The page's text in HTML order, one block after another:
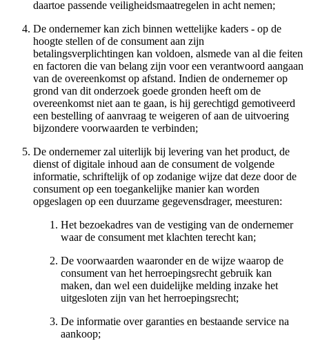
daartoe passende veiligheidsmaatregelen in acht nemen;
De ondernemer kan zich binnen wettelijke kaders - op de
hoogte stellen of de consument aan zijn
betalingsverplichtingen kan voldoen, alsmede van al die feiten
en factoren die van belang zijn voor een verantwoord aangaan
van de overeenkomst op afstand. Indien de ondernemer op
grond van dit onderzoek goede gronden heeft om de
overeenkomst niet aan te gaan, is hij gerechtigd gemotiveerd
een bestelling of aanvraag te weigeren of aan de uitvoering
bijzondere voorwaarden te verbinden;
De ondernemer zal uiterlijk bij levering van het product, de
dienst of digitale inhoud aan de consument de volgende
informatie, schriftelijk of op zodanige wijze dat deze door de
consument op een toegankelijke manier kan worden
opgeslagen op een duurzame gegevensdrager, meesturen:
Het bezoekadres van de vestiging van de ondernemer
waar de consument met klachten terecht kan;
De voorwaarden waaronder en de wijze waarop de
consument van het herroepingsrecht gebruik kan
maken, dan wel een duidelijke melding inzake het
uitgesloten zijn van het herroepingsrecht;
De informatie over garanties en bestaande service na
aankoop;